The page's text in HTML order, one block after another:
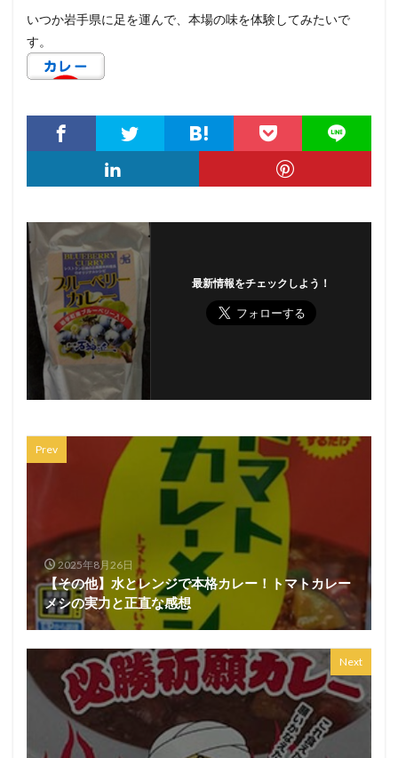
いつか岩手県に足を運んで、本場の味を体験してみたいで
す。
最新情報をチェックしよう！
Prev
2025年8月26日
【その他】水とレンジで本格カレー！トマトカレー
メシの実力と正直な感想
Next